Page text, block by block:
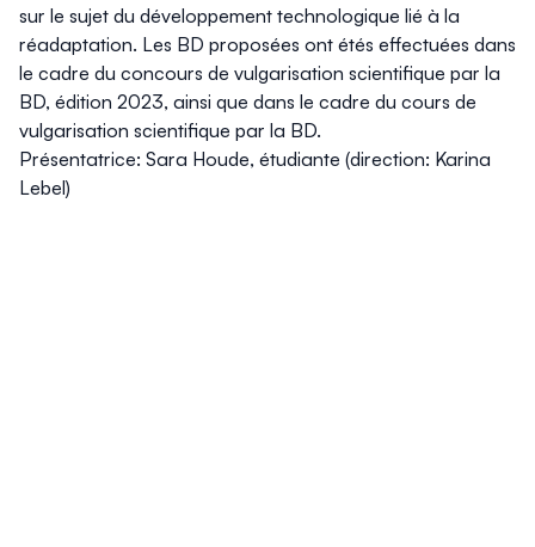
sur le sujet du développement technologique lié à la
réadaptation. Les BD proposées ont étés effectuées dans
le cadre du concours de vulgarisation scientifique par la
BD, édition 2023, ainsi que dans le cadre du cours de
vulgarisation scientifique par la BD.
Présentatrice: Sara Houde, étudiante (direction: Karina
Lebel)